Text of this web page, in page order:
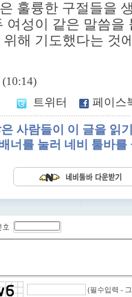
훌륭한 구절들을
여성이 같은 말씀을
해 기도했다는 것
트위터
페이스
사람들이 이 글을 읽
너를 눌러 네비 툴바를
(필수입력 -